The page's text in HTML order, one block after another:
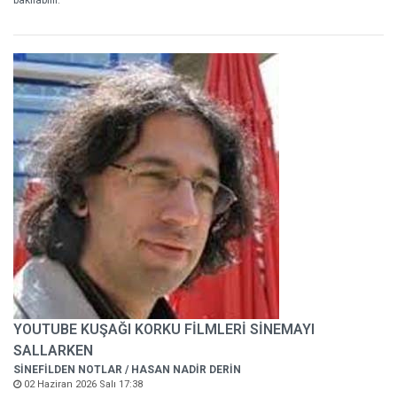
YOUTUBE KUŞAĞI KORKU FİLMLERİ SİNEMAYI
SALLARKEN
SİNEFİLDEN NOTLAR / HASAN NADİR DERİN
02 Haziran 2026 Salı 17:38